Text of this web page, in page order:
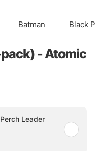
Batman Black
- Atomic
Leader